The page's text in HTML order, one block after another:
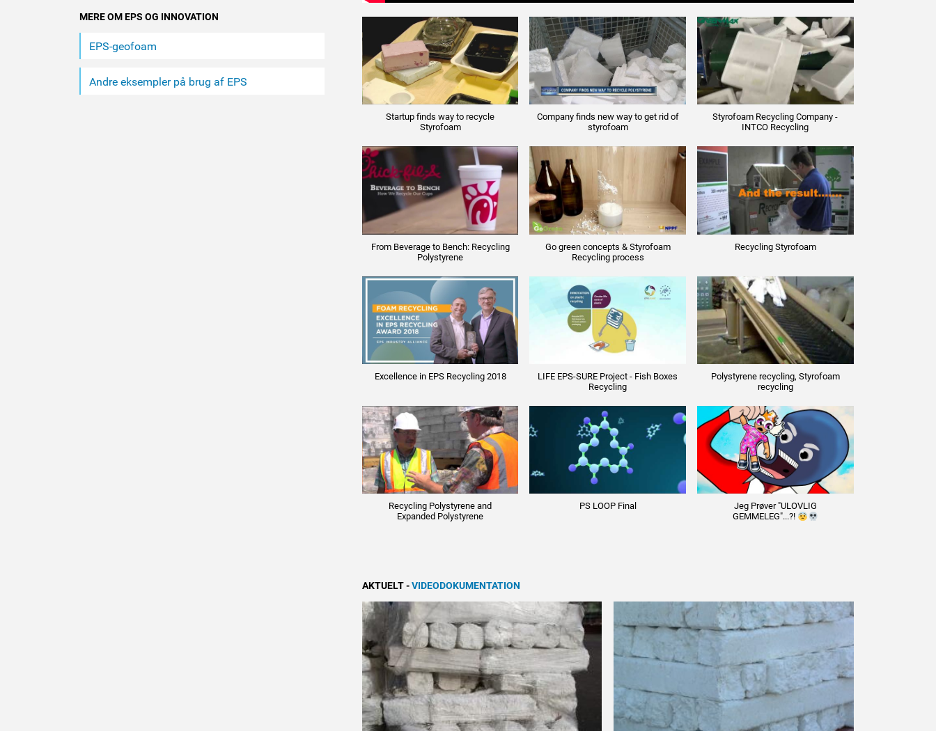
Startup finds way to recycle
Styrofoam
Company finds new way to get rid of
styrofoam
Styrofoam Recycling Company -
INTCO Recycling
From Beverage to Bench: Recycling
Polystyrene
Go green concepts & Styrofoam
Recycling process
Recycling Styrofoam
Excellence in EPS Recycling 2018
LIFE EPS-SURE Project - Fish Boxes
Recycling
Polystyrene recycling, Styrofoam
recycling
Recycling Polystyrene and
Expanded Polystyrene
PS LOOP Final
Jeg Prøver "ULOVLIG
GEMMELEG"...?!
AKTUELT-VIDEODOKUMENTATION
FORSIDE EPSBLOGGEN
MERE OM EPS OG INNOVATION
EPS-geofoam
Andre eksempler på brug af EPS